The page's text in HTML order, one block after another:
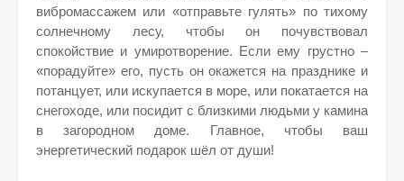
вибромассажем или «отправьте гулять» по тихому
солнечному лесу, чтобы он почувствовал
спокойствие и умиротворение. Если ему грустно –
«порадуйте» его, пусть он окажется на празднике и
потанцует, или искупается в море, или покатается на
снегоходе, или посидит с близкими людьми у камина
в загородном доме. Главное, чтобы ваш
энергетический подарок шёл от души!